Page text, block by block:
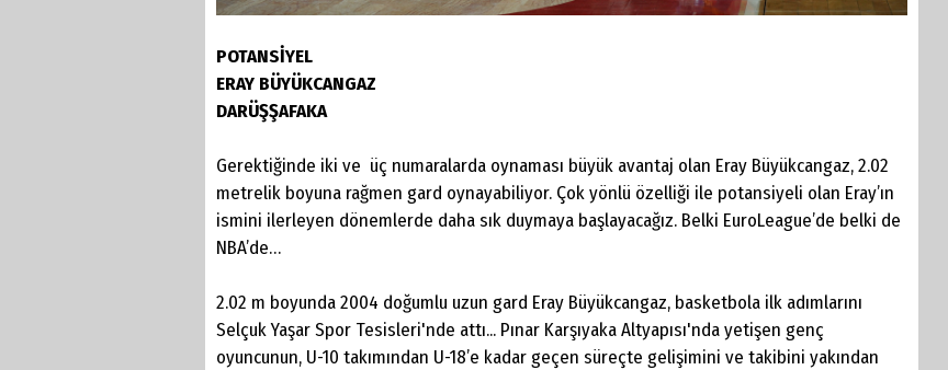
POTANSİYEL
ERAY BÜYÜKCANGAZ
DARÜŞŞAFAKA
Gerektiğinde iki ve üç numaralarda oynaması büyük avantaj olan Eray Büyükcangaz, 2.02
metrelik boyuna rağmen gard oynayabiliyor. Çok yönlü özelliği ile potansiyeli olan Eray’ın
ismini ilerleyen dönemlerde daha sık duymaya başlayacağız. Belki EuroLeague’de belki de
NBA’de…
2.02 m boyunda 2004 doğumlu uzun gard Eray Büyükcangaz, basketbola ilk adımlarını
Selçuk Yaşar Spor Tesisleri'nde attı... Pınar Karşıyaka Altyapısı'nda yetişen genç
oyuncunun, U-10 takımından U-18’e kadar geçen süreçte gelişimini ve takibini yakından